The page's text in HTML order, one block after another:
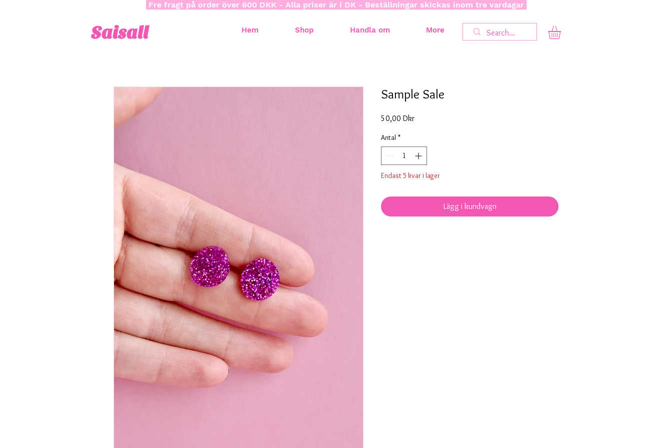
Fre fragt på order över 600 DKK - Alla priser är i DK - Beställningar skickas inom tre vardagar
Saisall Hem Shop Handla om More
Sample Sale
50,00 DkrPris
Antal *
Endast 5 kvar i lager
Lägg i kundvagn